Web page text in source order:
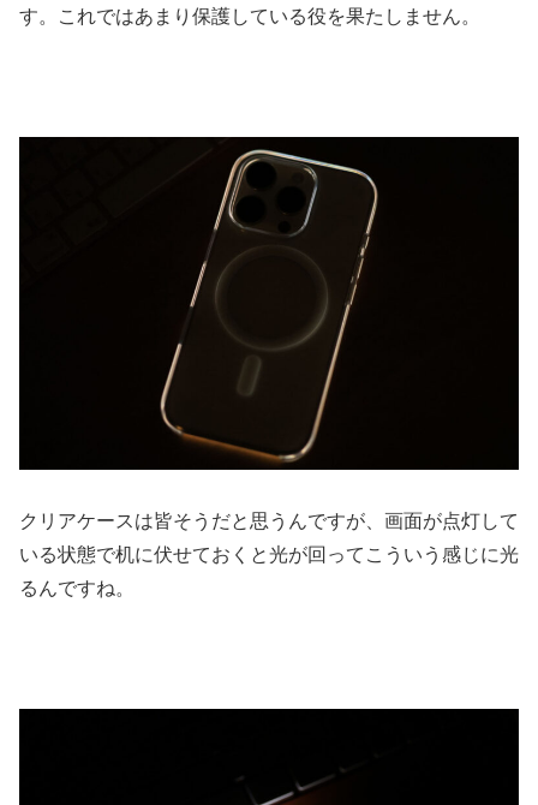
す。これではあまり保護している役を果たしません。
クリアケースは皆そうだと思うんですが、画面が点灯して
いる状態で机に伏せておくと光が回ってこういう感じに光
るんですね。